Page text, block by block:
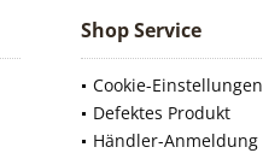
Shop Service
Cookie-Einstellungen
Defektes Produkt
Händler-Anmeldung